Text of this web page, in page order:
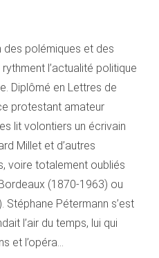
des polémiques et des
l’actualité politique
Diplômé en Lettres de
protestant amateur
lit volontiers un écrivain
Millet et d’autres
voire totalement oubliés
(1870-1963) ou
Stéphane Pétermann s’est
l’air du temps, lui qui
et l’opéra…